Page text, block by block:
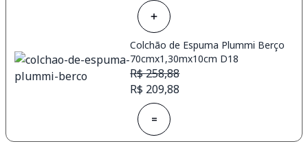
Colchão de Espuma Plummi Berço
70cmx1,30mx10cm D18
R$ 258,88
R$ 209,88
=